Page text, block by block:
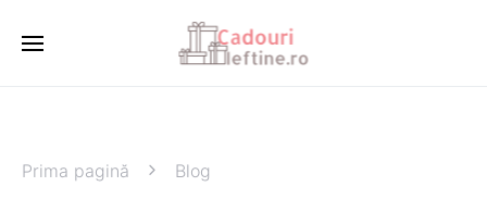
Prima pagină Blog